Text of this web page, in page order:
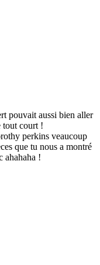
pouvait aussi bien aller
tout court !
perkins veaucoup
que tu nous a montré
ahahaha !